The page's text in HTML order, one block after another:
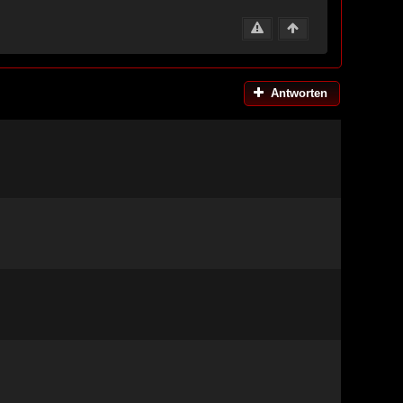
Antworten